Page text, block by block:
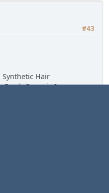
#43
Synthetic Hair
Bowl, Ceramic Ivory